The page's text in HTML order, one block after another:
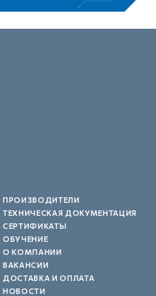
ПРОИЗВОДИТЕЛИ
ТЕХНИЧЕСКАЯ ДОКУМЕНТАЦИЯ
СЕРТИФИКАТЫ
ОБУЧЕНИЕ
О КОМПАНИИ
ВАКАНСИИ
ДОСТАВКА И ОПЛАТА
НОВОСТИ